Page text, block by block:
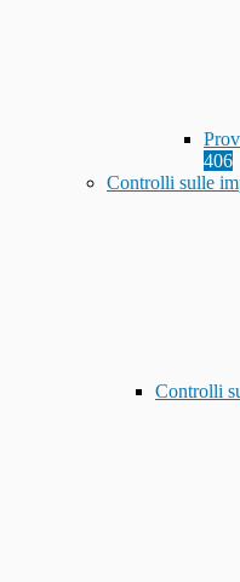
406
Controlli sulle
Controlli